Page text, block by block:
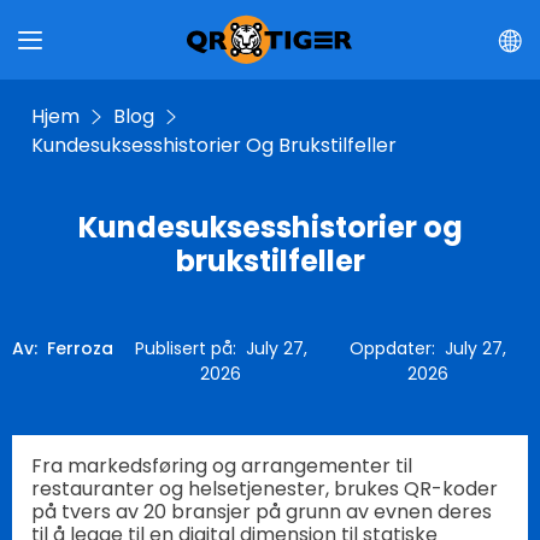
Hjem
Blog
Kundesuksesshistorier Og Brukstilfeller
Kundesuksesshistorier og
brukstilfeller
Av: Ferroza Publisert på: July 27,
2026
Oppdater:July 27,
2026
Fra markedsføring og arrangementer til
restauranter og helsetjenester, brukes QR-koder
på tvers av 20 bransjer på grunn av evnen deres